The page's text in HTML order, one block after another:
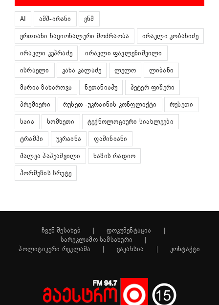
AI აშშ-ირანი
ენმ
ერთიანი ნაციონალური მოძრაობა
ირაკლი კობახიძე
ირაკლი კუპრაძე
ირაკლი ფავლენიშვილი
ისრაელი
კახა კალაძე ლელო
ლიბანი
მარია ზახაროვა
ნეთანიაჰუ
პეტერ ფიშერი
პრემიერი
რუსეთ -უკრაინის კონფლიქტი
რუსეთი
საია
სომხეთი
ტექნოლოგიური სიახლეები
ტრამპი
უკრაინა
ფაშინიანი
შალვა პაპუაშვილი
ხაზის რადიო
ჰორმუზის სრუტე
ჩვენ შესახებ
დოკუმენტაცია
სარეკლამო სამსახური
პოლიტიკური რეკლამა
ვაკანსია კონტაქტი